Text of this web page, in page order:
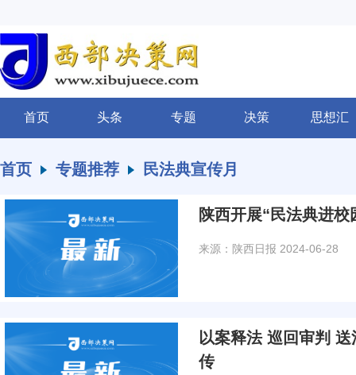
首页 头条 专题 决策 思想汇
首页 专题推荐 民法典宣传月
陕西开展“民法典进校
来源：陕西日报 2024-06-28
以案释法 巡回审判
传